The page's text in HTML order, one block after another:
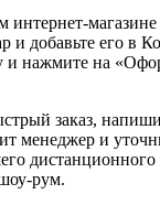
и добавьте его в
и нажмите на
заказ,
менеджер и
рум.